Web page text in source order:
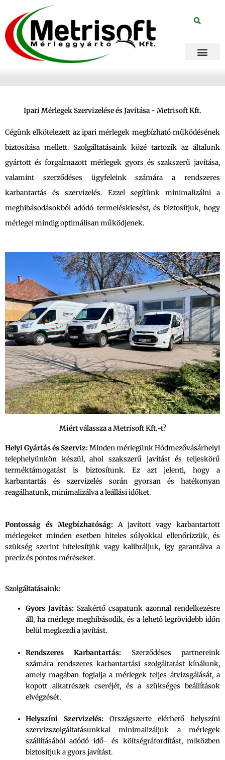
content
Ipari Mérlegek Szervizelése és Javítása - Metrisoft Kft.
Cégünk elkötelezett az ipari mérlegek megbízható működésének
biztosítása mellett. Szolgáltatásaink közé tartozik az általunk
gyártott és forgalmazott mérlegek gyors és szakszerű javítása,
valamint szerződéses ügyfeleink számára a rendszeres
karbantartás és szervizelés. Ezzel segítünk minimalizálni a
meghibásodásokból adódó termeléskiesést, és biztosítjuk, hogy
mérlegei mindig optimálisan működjenek.
Miért válassza a Metrisoft Kft.-t?
Helyi Gyártás és Szerviz: Minden mérlegünk Hódmezővásárhelyi
telephelyünkön készül, ahol szakszerű javítást és teljeskörű
terméktámogatást is biztosítunk. Ez azt jelenti, hogy a
karbantartás és szervizelés során gyorsan és hatékonyan
reagálhatunk, minimalizálva a leállási időket.
Pontosság és Megbízhatóság: A javított vagy karbantartott
mérlegeket minden esetben hiteles súlyokkal ellenőrizzük, és
szükség szerint hitelesítjük vagy kalibráljuk, így garantálva a
precíz és pontos méréseket.
Szolgáltatásaink:
Gyors Javítás: Szakértő csapatunk azonnal rendelkezésre
áll, ha mérlege meghibásodik, és a lehető legrövidebb időn
belül megkezdi a javítást.
Rendszeres Karbantartás: Szerződéses partnereink
számára rendszeres karbantartási szolgáltatást kínálunk,
amely magában foglalja a mérlegek teljes átvizsgálását, a
kopott alkatrészek cseréjét, és a szükséges beállítások
elvégzését.
Helyszíni Szervizelés: Országszerte elérhető helyszíni
szervizszolgáltatásunkkal minimalizáljuk a mérlegek
szállításából adódó idő- és költségráfordítást, miközben
biztosítjuk a gyors javítást.